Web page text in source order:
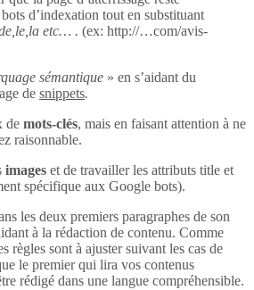
d’indexation tout en substituant
etc… . (ex: http://…com/avis-
sémantique » en s’aidant du
de snippets.
de mots-clés, mais en faisant attention à ne
raisonnable.
images et de travailler les attributs title et
spécifique aux Google bots).
les deux premiers paragraphes de son
à la rédaction de contenu. Comme
règles sont à ajuster suivant les cas de
le premier qui lira vos contenus
rédigé dans une langue compréhensible.